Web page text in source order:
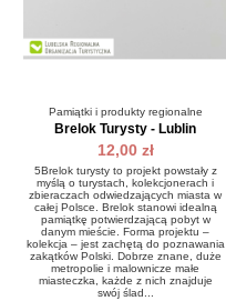
Pamiątki i produkty regionalne
Brelok Turysty - Lublin
12,00 zł
5Brelok turysty to projekt powstały z
myślą o turystach, kolekcjonerach i
zbieraczach odwiedzających miasta w
całej Polsce. Brelok stanowi idealną
pamiątkę potwierdzającą pobyt w
danym mieście. Forma projektu –
kolekcja – jest zachętą do poznawania
zakątków Polski. Dobrze znane, duże
metropolie i malownicze małe
miasteczka, każde z nich znajduje
swój ślad...